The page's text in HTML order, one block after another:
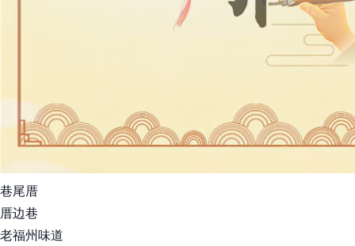
巷尾厝
厝边巷
老福州味道